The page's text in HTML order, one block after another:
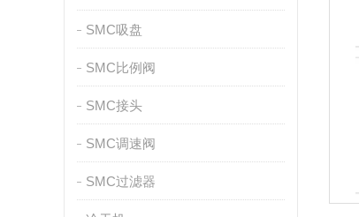
SMC吸盘
SMC比例阀
SMC接头
SMC调速阀
SMC过滤器